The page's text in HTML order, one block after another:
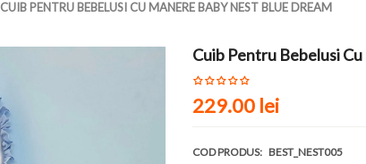
CUIB PENTRU BEBELUSI CU MANERE BABY NEST BLUE DREAM
Cuib Pentru Bebelusi
229.00 lei
COD PRODUS: BEST_NEST005